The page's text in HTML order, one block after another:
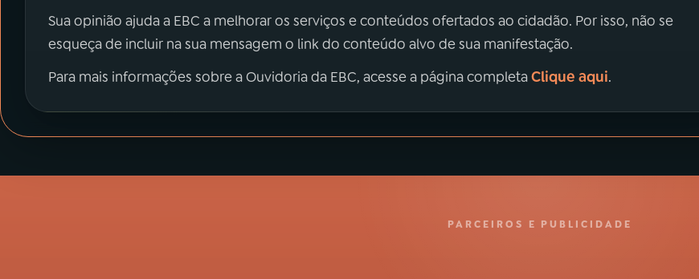
Sua opinião ajuda a EBC a melhorar os serviços e conteúdos ofertados ao cidadão. Por isso, não se
esqueça de incluir na sua mensagem o link do conteúdo alvo de sua manifestação.
Para mais informações sobre a Ouvidoria da EBC, acesse a página completaClique aqui.
PARCEIROS E PUBLICIDADE